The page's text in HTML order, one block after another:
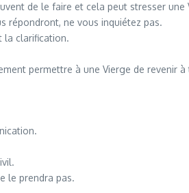
de le faire et cela peut stresser une
répondront, ne vous inquiétez pas.
la clarification.
permettre à une Vierge de revenir à
le prendra pas.